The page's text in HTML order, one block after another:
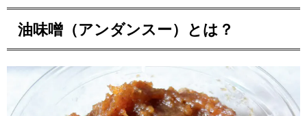
油味噌（アンダンスー）とは？